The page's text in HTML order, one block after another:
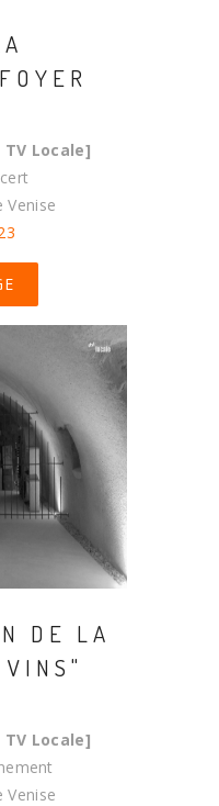
TV Locale]
Venise
DE LA
TV Locale]
Venise